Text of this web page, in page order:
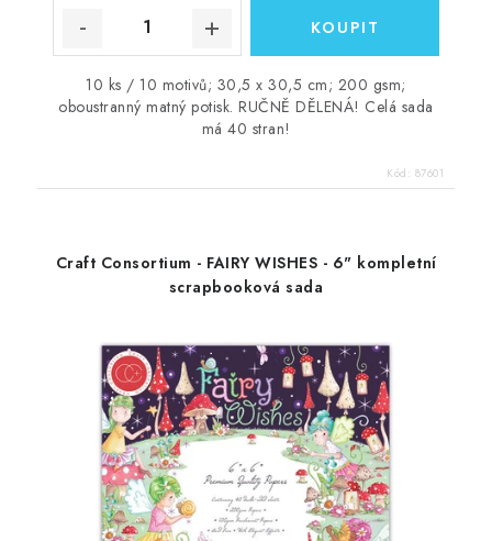
10 ks / 10 motivů; 30,5 x 30,5 cm; 200 gsm;
oboustranný matný potisk. RUČNĚ DĚLENÁ! Celá sada
má 40 stran!
Kód: 87601
Craft Consortium - FAIRY WISHES - 6" kompletní
scrapbooková sada